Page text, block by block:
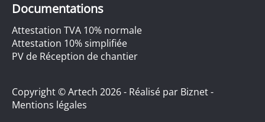
Documentations
Attestation TVA 10% normale
Attestation 10% simplifiée
PV de Réception de chantier
Copyright © Artech 2026 - Réalisé par Biznet-
Mentions légales